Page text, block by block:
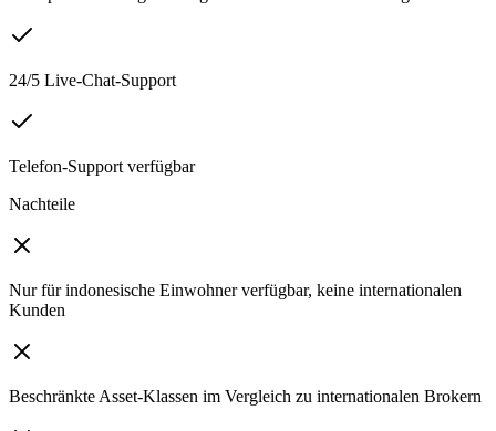
24/5 Live-Chat-Support
Telefon-Support verfügbar
Nachteile
Nur für indonesische Einwohner verfügbar, keine internationalen
Kunden
Beschränkte Asset-Klassen im Vergleich zu internationalen Brokern